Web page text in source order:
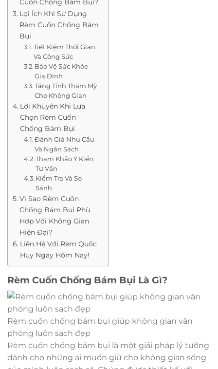
Cuốn Chống Bám Bụi?
Lợi Ích Khi Sử Dụng
Rèm Cuốn Chống Bám
Bụi
Tiết Kiệm Thời Gian
Và Công Sức
Bảo Vệ Sức Khỏe
Gia Đình
Tăng Tính Thẩm Mỹ
Cho Không Gian
Lời Khuyên Khi Lựa
Chọn Rèm Cuốn
Chống Bám Bụi
Đánh Giá Nhu Cầu
Và Ngân Sách
Tham Khảo Ý Kiến
Tư Vấn
Kiểm Tra Và So
Sánh
Vì Sao Rèm Cuốn
Chống Bám Bụi Phù
Hợp Với Không Gian
Hiện Đại?
Liên Hệ Với Rèm Quốc
Huy Ngay Hôm Nay!
Rèm Cuốn Chống Bám Bụi Là Gì?
Rèm cuốn chống bám bụi giúp không gian văn
phòng luôn sạch đẹp
Rèm cuốn chống bám bụi là một giải pháp lý tưởng
dành cho những ai muốn giữ cho không gian sống